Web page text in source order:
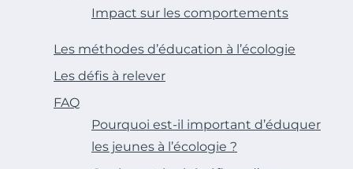
Impact sur les comportements
Les méthodes d’éducation à l’écologie
Les défis à relever
FAQ
Pourquoi est-il important d’éduquer
les jeunes à l’écologie ?